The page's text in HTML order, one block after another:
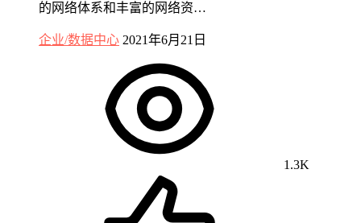
的网络体系和丰富的网络资…
企业/数据中心 2021年6月21日
1.3K